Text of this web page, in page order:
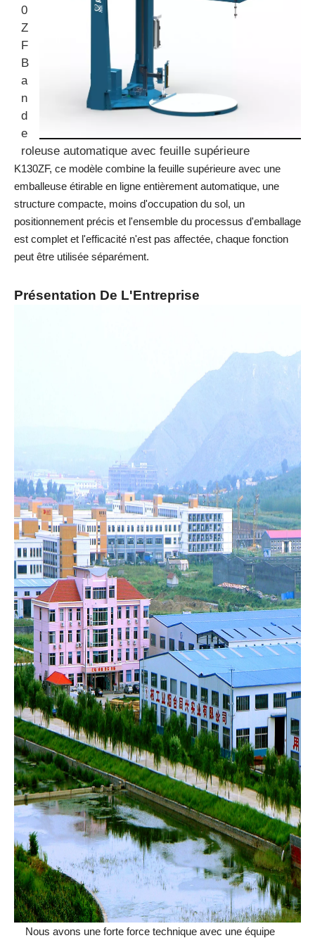
0
Z
F
B
a
n
d
e
roleuse automatique avec feuille supérieure
K130ZF, ce modèle combine la feuille supérieure avec une
emballeuse étirable en ligne entièrement automatique, une
structure compacte, moins d'occupation du sol, un
positionnement précis et l'ensemble du processus d'emballage
est complet et l'efficacité n'est pas affectée, chaque fonction
peut être utilisée séparément.
Présentation De L'Entreprise
Nous avons une forte force technique avec une équipe